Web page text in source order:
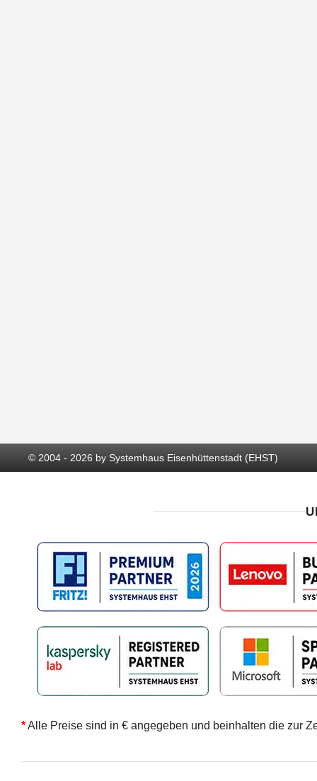
© 2004 - 2026 by Systemhaus Eisenhüttenstadt (EHST)
*Alle Preise sind in € angegeben und beinhalten die zur